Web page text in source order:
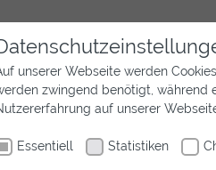
Aktuelles Wir
unserer Webseite werden
zwingend benötigt, während
auf unserer
Essentiell Statistiken